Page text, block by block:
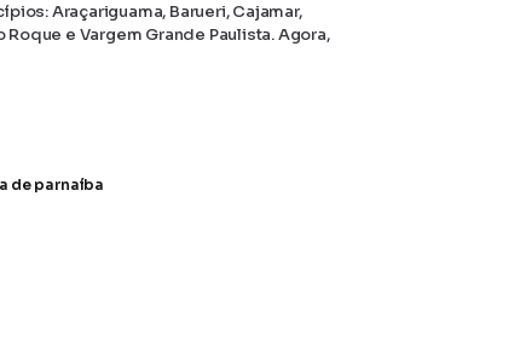
Araçariguama, Barueri, Cajamar,
e Vargem Grande Paulista. Agora,
de parnaíba